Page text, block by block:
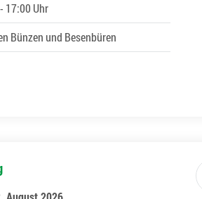
17:00 Uhr
Bünzen und Besenbüren